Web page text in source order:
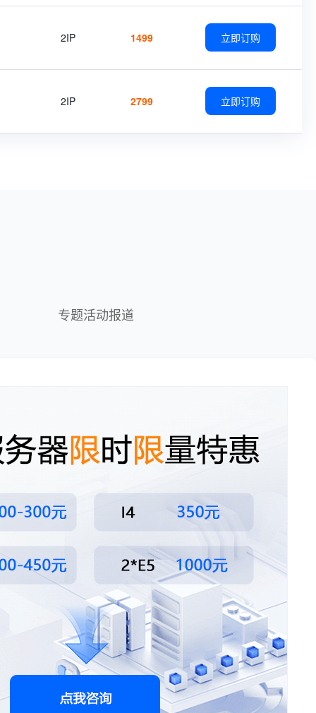
2IP 1499 立即订购
2IP 2799 立即订购
专题活动报道